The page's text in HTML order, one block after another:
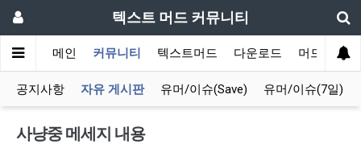
텍스트 머드 커뮤니티
메인 커뮤니티 텍스트머드 다운로드 머드 잡담
공지사항 자유 게시판 유머/이슈(Save) 유머/이슈(7일)
사냥중 메세지 내용